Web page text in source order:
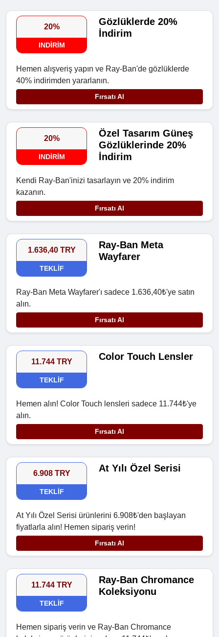
20%
INDIRIM
Gözlüklerde 20%
İndirim
Hemen alışveriş yapın ve Ray-Ban'de gözlüklerde
40% indirimden yararlanın.
Fırsatı Al
20%
INDIRIM
Özel Tasarım Güneş
Gözlüklerinde 20%
İndirim
Kendi Ray-Ban'inizi tasarlayın ve 20% indirim
kazanın.
Fırsatı Al
1.636,40 TRY
TEKLIF
Ray-Ban Meta
Wayfarer
Ray-Ban Meta Wayfarer'ı sadece 1.636,40₺'ye satın
alın.
Fırsatı Al
11.744 TRY
TEKLIF
Color Touch Lensler
Hemen alın! Color Touch lensleri sadece 11.744₺'ye
alın.
Fırsatı Al
6.908 TRY
TEKLIF
At Yılı Özel Serisi
At Yılı Özel Serisi ürünlerini 6.908₺'den başlayan
fiyatlarla alın! Hemen sipariş verin!
Fırsatı Al
11.744 TRY
TEKLIF
Ray-Ban Chromance
Koleksiyonu
Hemen sipariş verin ve Ray-Ban Chromance